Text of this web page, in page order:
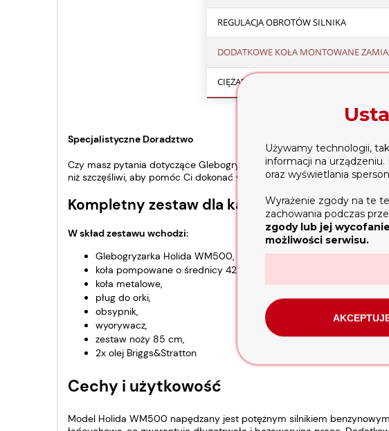
REGULACJA OBROTÓW SILNIKA
DODATKOWE KOŁA MONTOWANE
CIĘŻAR
Specjalistyczne Doradztwo
Czy masz pytania dotyczące Glebogryzarki Holida WM500 7KM
niż szczęśliwi, aby pomóc Ci dokonać właściwego wyboru!
Kompletny zestaw dla każdego ogrodnika
W skład zestawu wchodzi:
Glebogryzarka Holida WM500,
koła pompowane o średnicy 42 cm,
koła metalowe,
pług do orki,
obsypnik,
wyorywacz,
zestaw noży 85 cm,
2x olej Briggs&Stratton
Cechy i użytkowość
Model Holida WM500 napędzany jest potężnym silnikiem
Używamy technologii,
informacji na
oraz wyświetlania
Wyrażenie zgody na te
zachowania podczas
zgody lub jej
możliwości serwisu.